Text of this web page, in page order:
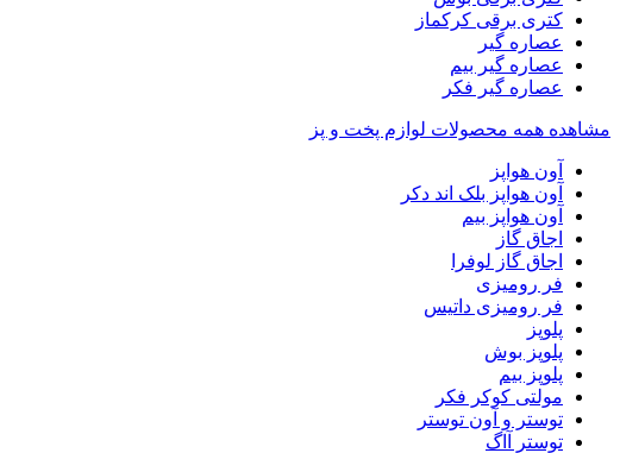
کتری برقی کرکماز
عصاره گیر
عصاره گیر بیم
عصاره گیر فکر
مشاهده همه محصولات لوازم پخت و پز
آون هواپز
آون هواپز بلک اند دکر
آون هواپز بیم
اجاق گاز
اجاق گاز لوفرا
فر رومیزی
فر رومیزی داتیس
پلوپز
پلوپز بوش
پلوپز بیم
مولتی کوکر فکر
توستر و آون توستر
توستر آاگ